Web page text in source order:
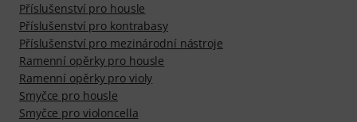
Příslušenství pro housle
Příslušenství pro kontrabasy
Příslušenství pro mezinárodní nástroje
Ramenní opěrky pro housle
Ramenní opěrky pro violy
Smyčce pro housle
Smyčce pro violoncella